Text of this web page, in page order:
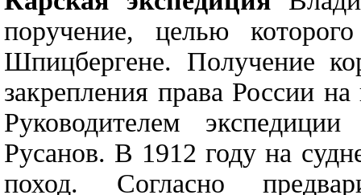
поручение, целью
Шпицбергене. Получение
закрепления права России
Руководителем
Русанов. В 1912 году на
поход. Согласно